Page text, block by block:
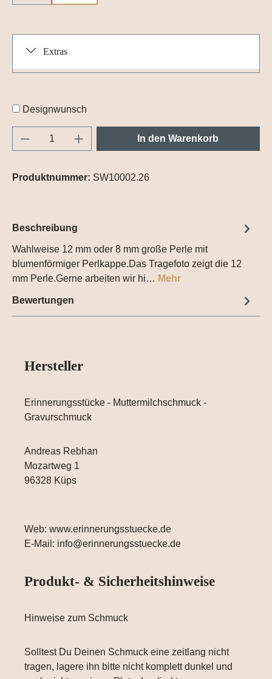
Extras
Designwunsch
Produkt Anzahl: Gib den gewünschten
In den Warenkorb
Produktnummer: SW10002.26
Beschreibung
Wahlweise 12 mm oder 8 mm große Perle mit
blumenförmiger Perlkappe.Das Tragefoto zeigt die 12
mm Perle.Gerne arbeiten wir hi… Mehr
Bewertungen
Hersteller
Erinnerungsstücke - Muttermilchschmuck -
Gravurschmuck
Andreas Rebhan
Mozartweg 1
96328 Küps
Web: www.erinnerungsstuecke.de
E-Mail: info@erinnerungsstuecke.de
Produkt- & Sicherheitshinweise
Hinweise zum Schmuck
Solltest Du Deinen Schmuck eine zeitlang nicht
tragen, lagere ihn bitte nicht komplett dunkel und